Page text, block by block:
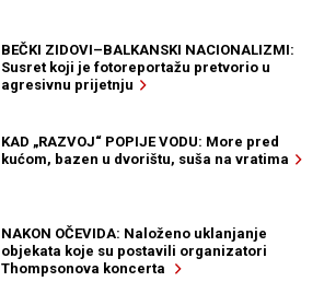
BEČKI ZIDOVI–BALKANSKI NACIONALIZMI:
Susret koji je fotoreportažu pretvorio u
agresivnu prijetnju
KAD „RAZVOJ“ POPIJE VODU: More pred
kućom, bazen u dvorištu, suša na vratima
NAKON OČEVIDA: Naloženo uklanjanje
objekata koje su postavili organizatori
Thompsonova koncerta